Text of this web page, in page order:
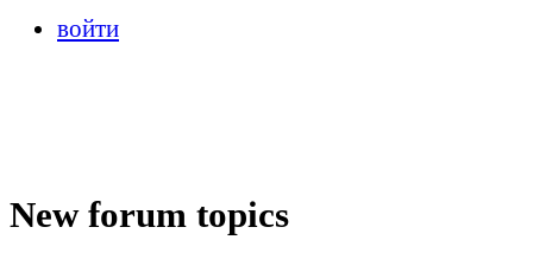
войти
New forum topics